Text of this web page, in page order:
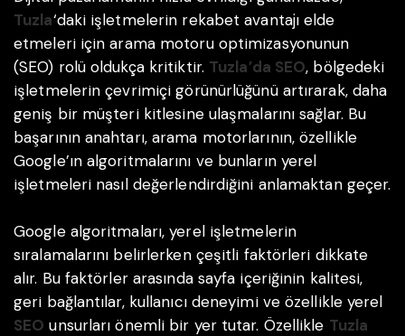
Tuzla‘daki işletmelerin rekabet avantajı elde
etmeleri için arama motoru optimizasyonunun
(SEO) rolü oldukça kritiktir. Tuzla’da SEO, bölgedeki
işletmelerin çevrimiçi görünürlüğünü artırarak, daha
geniş bir müşteri kitlesine ulaşmalarını sağlar. Bu
başarının anahtarı, arama motorlarının, özellikle
Google’ın algoritmalarını ve bunların yerel
işletmeleri nasıl değerlendirdiğini anlamaktan geçer.
Google algoritmaları, yerel işletmelerin
sıralamalarını belirlerken çeşitli faktörleri dikkate
alır. Bu faktörler arasında sayfa içeriğinin kalitesi,
geri bağlantılar, kullanıcı deneyimi ve özellikle yerel
SEO unsurları önemli bir yer tutar. Özellikle Tuzla